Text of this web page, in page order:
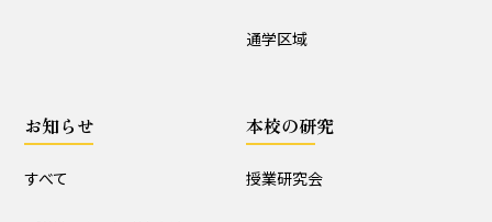
授業セミナー（教員・学生
対象）
通学区域
お知らせ
すべて
本校の研究
授業研究会